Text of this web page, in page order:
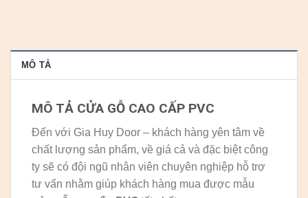
MÔ TẢ
MÔ TẢ CỬA GỖ CAO CẤP PVC
Đến với Gia Huy Door – khách hàng yên tâm về
chất lượng sản phẩm, về giá cả và đặc biệt công
ty sẽ có đội ngũ nhân viên chuyên nghiệp hỗ trợ
tư vấn nhằm giúp khách hàng mua được mẫu